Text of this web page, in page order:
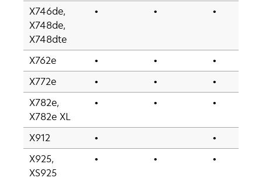
X746de,
X748de,
X748dte
• • •
X762e • •
•
X772e
• •
•
X782e,
X782e XL
• • •
X912 •
•
X925,
XS925
• • •